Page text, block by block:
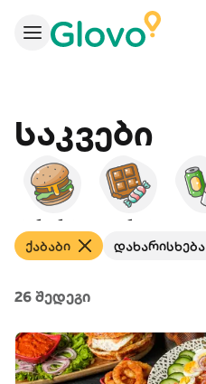
Საკვები
ბურგერები დესერტები
ქაბაბი დახარისხება
26 შედეგი